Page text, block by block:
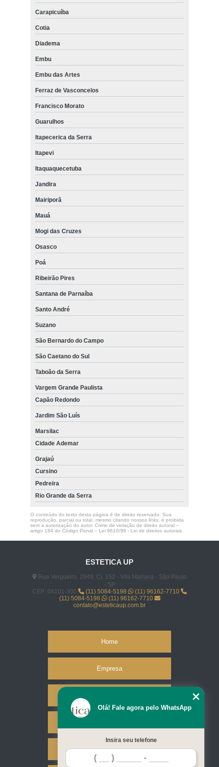
Carapicuíba
Cotia
Diadema
Embu
Embu das Artes
Ferraz de Vasconcelos
Francisco Morato
Guarulhos
Itapecerica da Serra
Itapevi
Itaquaquecetuba
Jandira
Mairiporã
Mauá
Mogi das Cruzes
Osasco
Poá
Ribeirão Pires
Santana de Parnaíba
Santo André
Suzano
São Bernardo do Campo
São Caetano do Sul
Taboão da Serra
Vargem Grande Paulista
Capão Redondo
Jardim São Luís
Marsilac
Cidade Ademar
Grajaú
Cursino
Pedreira
Rio Grande da Serra
O conteúdo do texto desta página é de direito reservado. Sua
reprodução, parcial ou total, mesmo citando nossos links, é proibida
sem a autorização do autor. Crime de violação de direito autoral –
artigo 184 do Código Penal – Lei 9610/98 - Lei de direitos autorais.
ESTETICA UP
Rua Vergueiro, 2949, Cj. 152 - Vila Mariana - São Paulo
- SP
CEP: 04101-300
(11) 5084-5198
(11) 96162-7710
(11) 5084-5198
(11) 96162-7710
contato@esteticaup.com.br
Home
Empresa
Contato
Olá! Fale agora pelo WhatsApp
Insira seu telefone